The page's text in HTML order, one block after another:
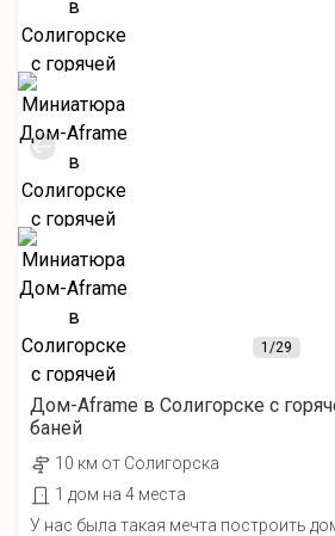
1/29
Дом-Aframe в Солигорске с
баней
10 км от Солигорска
1 дом на 4 места
У нас была такая мечта построить